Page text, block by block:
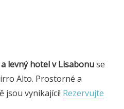
levný hotel v Lisabonuse
Alto. Prostorné a
jsou vynikající! Rezervujte